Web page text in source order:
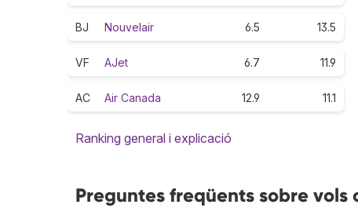
BJ Nouvelair 6.5 13.5
VF AJet 6.7 11.9
AC Air Canada 12.9 11.1
Ranking general i explicació
Preguntes freqüents sobre vols